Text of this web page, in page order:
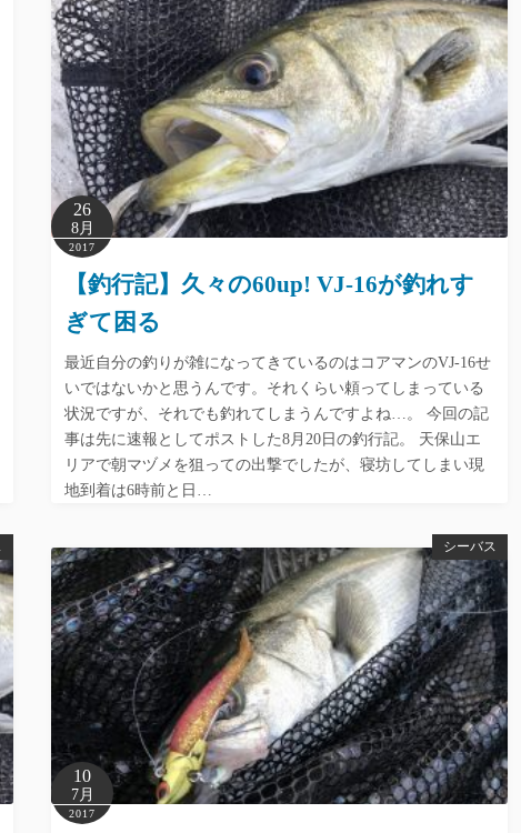
26
8月
2017
【釣行記】久々の60up! VJ-16が釣れす
ぎて困る
最近自分の釣りが雑になってきているのはコアマンのVJ-16せ
いではないかと思うんです。それくらい頼ってしまっている
状況ですが、それでも釣れてしまうんですよね…。 今回の記
事は先に速報としてポストした8月20日の釣行記。 天保山エ
リアで朝マヅメを狙っての出撃でしたが、寝坊してしまい現
地到着は6時前と日…
シーバス
10
7月
2017